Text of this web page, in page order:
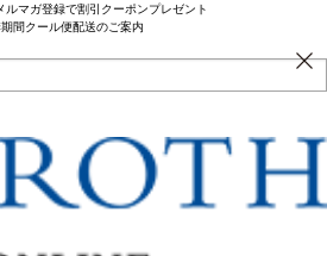
ルマガ登録で割引クーポンプレゼント
間クール便配送のご案内